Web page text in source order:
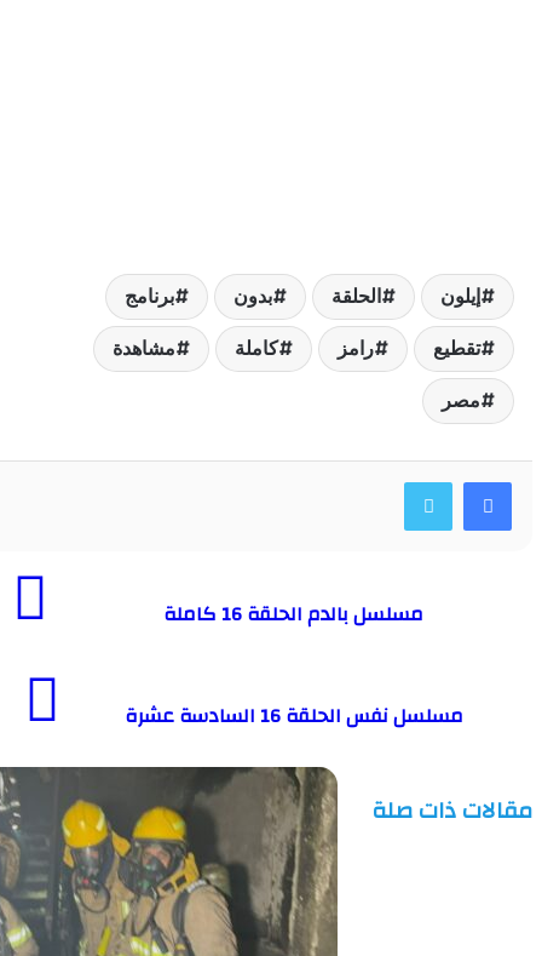
الحلقة بدون برنامج
رامز كاملة مشاهدة
مسلسل بالدم الحلقة 16 كاملة
مسلسل نفس الحلقة 16 السادسة عشرة
ذات صلة